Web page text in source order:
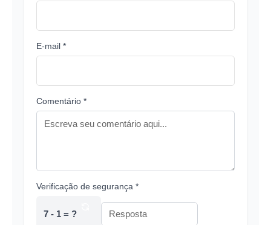
E-mail *
Comentário *
Verificação de segurança *
7 - 1 = ?